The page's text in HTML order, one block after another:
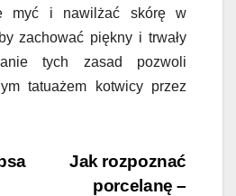
myć i nawilżać skórę w
zachować piękny i trwały
tych zasad pozwoli
tatuażem kotwicy przez
Jak rozpoznać
porcelanę –